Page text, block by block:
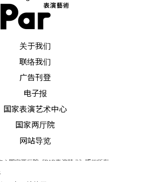
受虽淡淡的，却意味深长。编舞
素、简洁的意象，营造出人与人
人性内面对爱与关怀的需求，是
的舞作。
出生于柬埔寨、习舞于澳洲的张
以速度感、强烈的动作质地，企
急速变化的现象。在独舞、双人
展现舞者的技巧，有较多的关节
动。
关于我们
联络我们
广告刊登
电子报
国家表演艺术中心
国家两厅院
网站导览
心国家两厅院《PAR表演艺术》版权所有
arts redefined. All Rights Reserved